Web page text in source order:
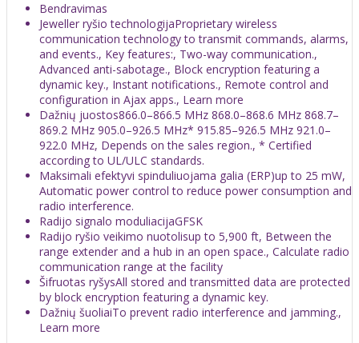
Bendravimas
Jeweller ryšio technologijaProprietary wireless
communication technology to transmit commands, alarms,
and events., Key features:, Two-way communication.,
Advanced anti-sabotage., Block encryption featuring a
dynamic key., Instant notifications., Remote control and
configuration in Ajax apps., Learn more
Dažnių juostos866.0–866.5 MHz 868.0–868.6 MHz 868.7–
869.2 MHz 905.0–926.5 MHz* 915.85–926.5 MHz 921.0–
922.0 MHz, Depends on the sales region., * Certified
according to UL/ULC standards.
Maksimali efektyvi spinduliuojama galia (ERP)up to 25 mW,
Automatic power control to reduce power consumption and
radio interference.
Radijo signalo moduliacijaGFSK
Radijo ryšio veikimo nuotolisup to 5,900 ft, Between the
range extender and a hub in an open space., Calculate radio
communication range at the facility
Šifruotas ryšysAll stored and transmitted data are protected
by block encryption featuring a dynamic key.
Dažnių šuoliaiTo prevent radio interference and jamming.,
Learn more